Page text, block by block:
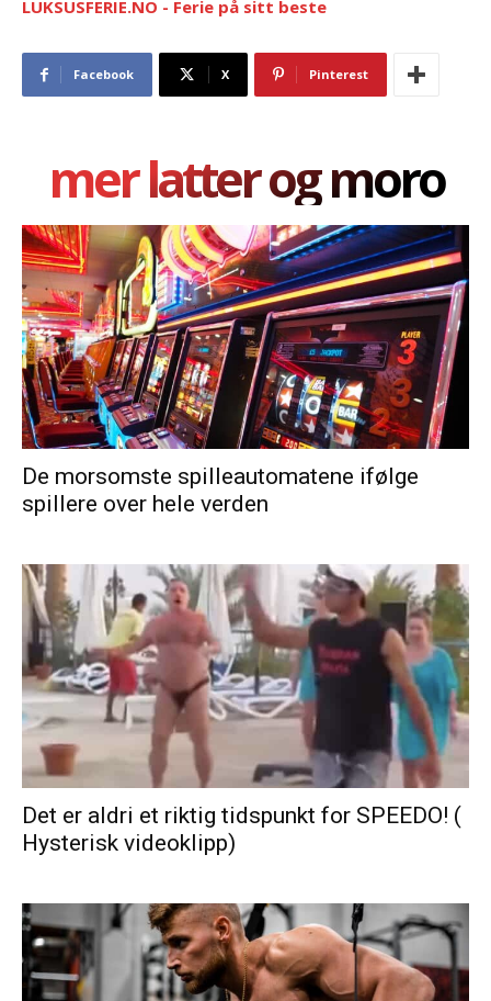
LUKSUSFERIE.NO - Ferie på sitt beste
Facebook X Pinterest
mer latter og moro
De morsomste spilleautomatene ifølge
spillere over hele verden
Det er aldri et riktig tidspunkt for SPEEDO! (
Hysterisk videoklipp)